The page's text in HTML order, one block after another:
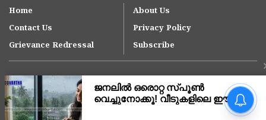
Home
About Us
Contact Us
Privacy Policy
Grievance Redressal
Subscribe
അമ്പലത്തറയിൽ നിന്നും
കാണാതായ സിവിൽ